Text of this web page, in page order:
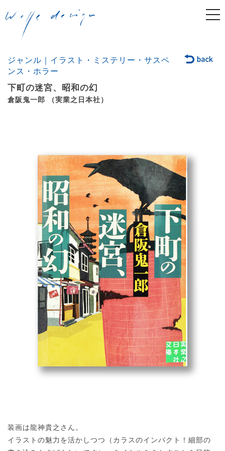
ジャンル｜イラスト・ミステリー・サスペ
ンス・ホラー
下町の迷宮、昭和の幻
倉阪鬼一郎 （実業之日本社）
装画は龍神貴之さん。
イラストの魅力を活かしつつ（カラスのインパクト！細部の